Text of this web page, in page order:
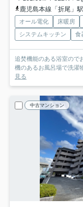
鹿児島本線「折尾」
オール電化 床暖房
システムキッチン
食
追焚機能のある浴室ので
機のあるお風呂場で洗濯
見る
中古マンション